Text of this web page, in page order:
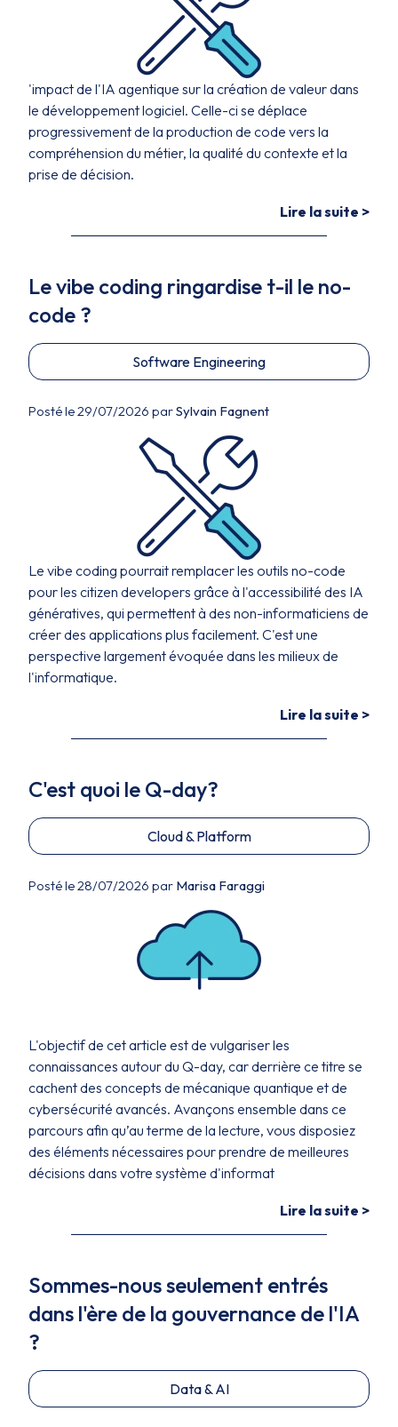
'impact de l'IA agentique sur la création de valeur dans
le développement logiciel. Celle-ci se déplace
progressivement de la production de code vers la
compréhension du métier, la qualité du contexte et la
prise de décision.
Lire la suite >
Le vibe coding ringardise t-il le no-
code ?
Software Engineering
Posté le 29/07/2026 parSylvain Fagnent
Le vibe coding pourrait remplacer les outils no-code
pour les citizen developers grâce à l'accessibilité des IA
génératives, qui permettent à des non-informaticiens de
créer des applications plus facilement. C'est une
perspective largement évoquée dans les milieux de
l'informatique.
Lire la suite >
C'est quoi le Q-day?
Cloud & Platform
Posté le 28/07/2026 par Marisa Faraggi
L'objectif de cet article est de vulgariser les
connaissances autour du Q-day, car derrière ce titre se
cachent des concepts de mécanique quantique et de
cybersécurité avancés. Avançons ensemble dans ce
parcours afin qu’au terme de la lecture, vous disposiez
des éléments nécessaires pour prendre de meilleures
décisions dans votre système d'informat
Lire la suite >
Sommes-nous seulement entrés
dans l'ère de la gouvernance de l'IA
?
Data & AI